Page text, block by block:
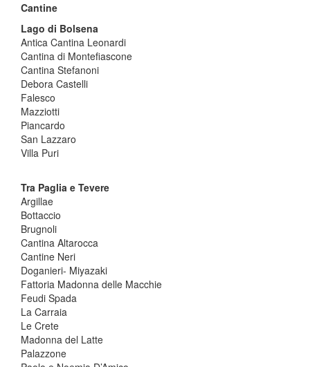
Cantine
Lago di Bolsena
Antica Cantina Leonardi
Cantina di Montefiascone
Cantina Stefanoni
Debora Castelli
Falesco
Mazziotti
Piancardo
San Lazzaro
Villa Puri
Tra Paglia e Tevere
Argillae
Bottaccio
Brugnoli
Cantina Altarocca
Cantine Neri
Doganieri- Miyazaki
Fattoria Madonna delle Macchie
Feudi Spada
La Carraia
Le Crete
Madonna del Latte
Palazzone